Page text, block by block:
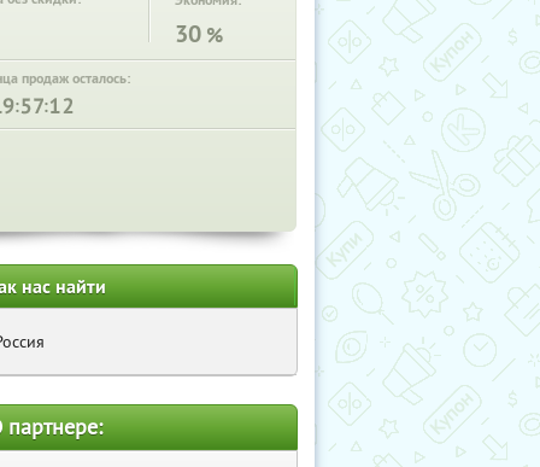
30 %
продаж осталось:
: :
нас найти
партнере: